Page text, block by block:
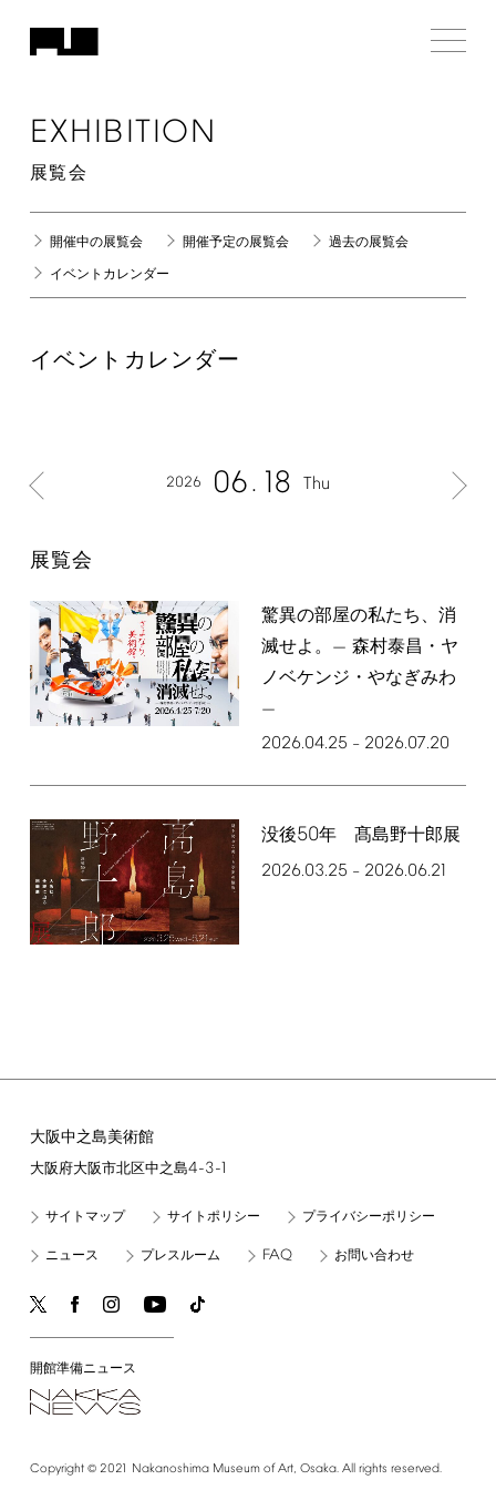
EXHIBITION
展覧会
開催中の展覧会 開催予定の展覧会 過去の展覧会
イベントカレンダー
イベントカレンダー
2026 06 18 Thu
展覧会
驚異の部屋の私たち、消
滅せよ。— 森村泰昌・ヤ
ノベケンジ・やなぎみわ
—
2026.04.25 – 2026.07.20
没後50年 髙島野十郎展
2026.03.25 – 2026.06.21
大阪中之島美術館
大阪府大阪市北区中之島4-3-1
サイトマップ サイトポリシー プライバシーポリシー
ニュース プレスルーム FAQ お問い合わせ
開館準備ニュース
Copyright© 2021 Nakanoshima Museum of Art, Osaka. All rights reserved.